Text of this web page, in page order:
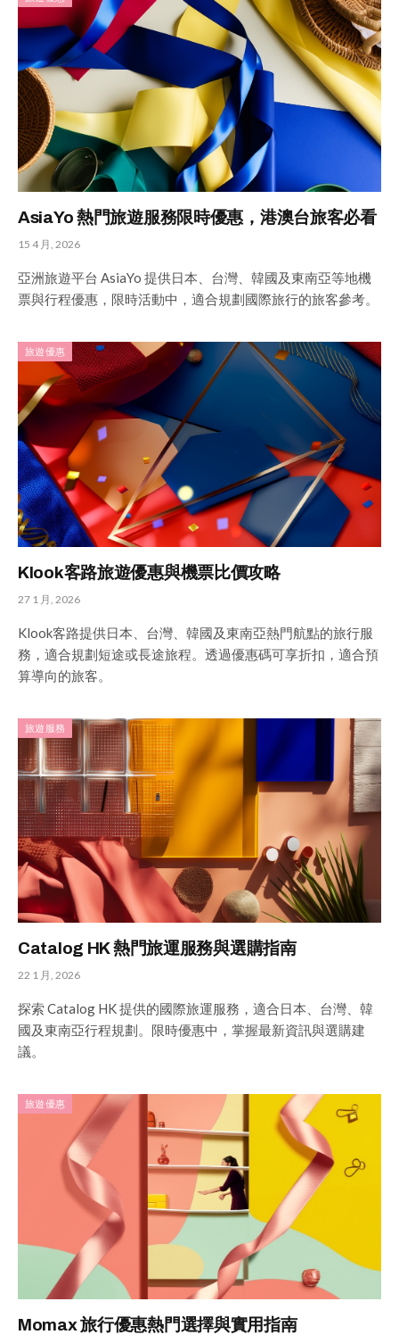
AsiaYo 熱門旅遊服務限時優惠，港澳台旅客必看
15 4 月, 2026
亞洲旅遊平台 AsiaYo 提供日本、台灣、韓國及東南亞等地機
票與行程優惠，限時活動中，適合規劃國際旅行的旅客參考。
旅遊優惠
Klook客路旅遊優惠與機票比價攻略
27 1 月, 2026
Klook客路提供日本、台灣、韓國及東南亞熱門航點的旅行服
務，適合規劃短途或長途旅程。透過優惠碼可享折扣，適合預
算導向的旅客。
旅遊服務
Catalog HK 熱門旅運服務與選購指南
22 1 月, 2026
探索 Catalog HK 提供的國際旅運服務，適合日本、台灣、韓
國及東南亞行程規劃。限時優惠中，掌握最新資訊與選購建
議。
旅遊優惠
Momax 旅行優惠熱門選擇與實用指南